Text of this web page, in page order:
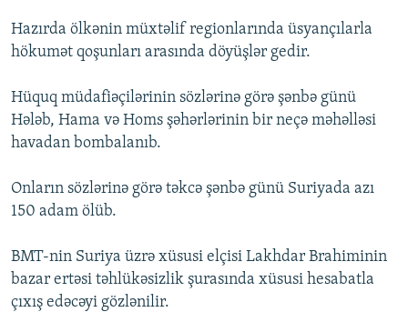
AZADLIQRADIOSU MOBIL TELEFONUNUZDA
XƏBƏR BÜLLETENLƏRIMIZ
RFE/RL-in bütün saytları
Hazırda ölkənin müxtəlif regionlarında üsyançılarla
hökumət qoşunları arasında döyüşlər gedir.
Hüquq müdafiəçilərinin sözlərinə görə şənbə günü
Hələb, Hama və Homs şəhərlərinin bir neçə məhəlləsi
havadan bombalanıb.
Onların sözlərinə görə təkcə şənbə günü Suriyada azı
150 adam ölüb.
BMT-nin Suriya üzrə xüsusi elçisi Lakhdar Brahiminin
bazar ertəsi təhlükəsizlik şurasında xüsusi hesabatla
çıxış edəcəyi gözlənilir.